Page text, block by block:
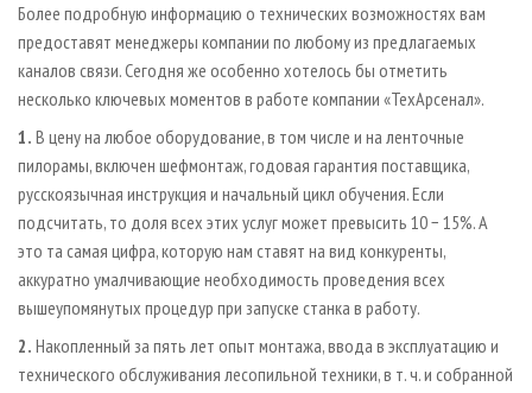
Более подробную информацию о технических возможностях вам
предоставят менеджеры компании по любому из предлагаемых
каналов связи. Сегодня же особенно хотелось бы отметить
несколько ключевых моментов в работе компании «ТехАрсенал».
1. В цену на любое оборудование, в том числе и на ленточные
пилорамы, включен шефмонтаж, годовая гарантия поставщика,
русскоязычная инструкция и начальный цикл обучения. Если
подсчитать, то доля всех этих услуг может превысить 10 − 15%. А
это та самая цифра, которую нам ставят на вид конкуренты,
аккуратно умалчивающие необходимость проведения всех
вышеупомянутых процедур при запуске станка в работу.
2. Накопленный за пять лет опыт монтажа, ввода в эксплуатацию и
технического обслуживания лесопильной техники, в т. ч. и собранной